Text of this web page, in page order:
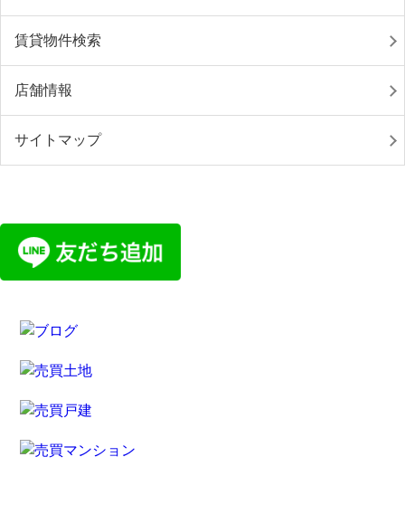
賃貸物件検索
店舗情報
サイトマップ